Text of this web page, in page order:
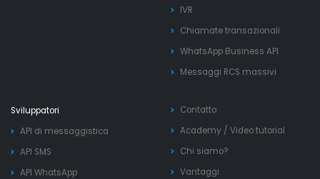
IVR
Chiamate transazionali
WhatsApp Business API
Messaggi RCS massivi
Sviluppatori
API di messaggistica
API SMS
API WhatsApp
Contatto
Academy / Video tutorial
Chi siamo?
Vantaggi